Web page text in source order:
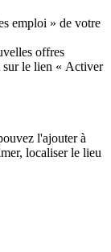
emploi » de votre
offres
sur le lien « Activer
l'ajouter à
localiser le lieu